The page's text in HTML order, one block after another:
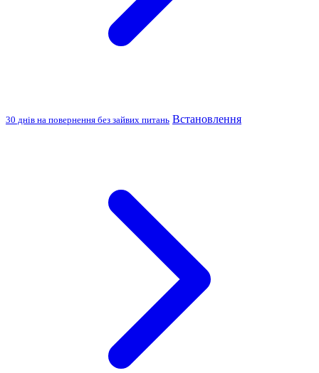
30 днів на повернення без зайвих питань Встановлення